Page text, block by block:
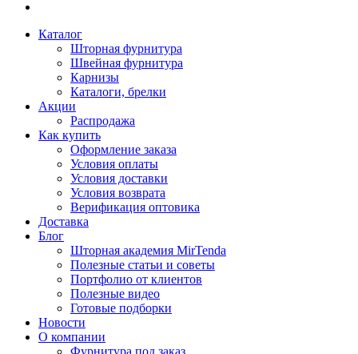
Каталог
Шторная фурнитура
Швейная фурнитура
Карнизы
Каталоги, брелки
Акции
Распродажа
Как купить
Оформление заказа
Условия оплаты
Условия доставки
Условия возврата
Верификация оптовика
Доставка
Блог
Шторная академия MirTenda
Полезные статьи и советы
Портфолио от клиентов
Полезные видео
Готовые подборки
Новости
О компании
Фурнитура под заказ